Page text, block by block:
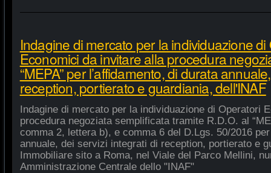
Indagine di mercato per la individuazione
Economici da invitare alla procedura
“MEPA” per l’affidamento, di durata
reception, portierato e guardiania, dell'INAF
Indagine di mercato per la individuazione di Operatori
procedura negoziata semplificata tramite R.D.O. al
comma 2, lettera b), e comma 6 del D.Lgs. 50/2016
annuale, dei servizi integrati di reception, portierato e
Immobiliare sito a Roma, nel Viale del Parco Mellini,
Amministrazione Centrale dello "INAF"